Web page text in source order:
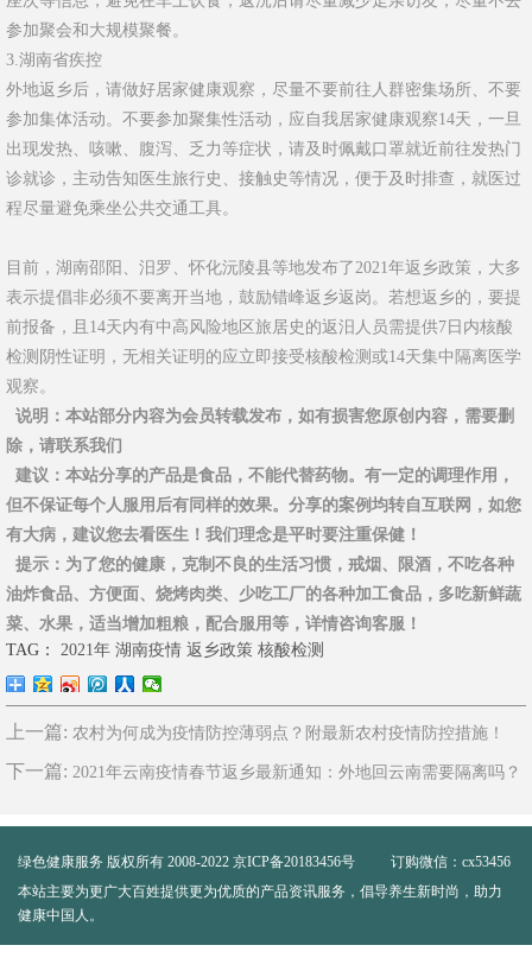
参加聚会和大规模聚餐。
3.湖南省疾控
外地返乡后，请做好居家健康观察，尽量不要前往人群密集场所、不要
参加集体活动。不要参加聚集性活动，应自我居家健康观察14天，一旦
出现发热、咳嗽、腹泻、乏力等症状，请及时佩戴口罩就近前往发热门
诊就诊，主动告知医生旅行史、接触史等情况，便于及时排查，就医过
程尽量避免乘坐公共交通工具。
目前，湖南邵阳、汨罗、怀化沅陵县等地发布了2021年返乡政策，大多
表示提倡非必须不要离开当地，鼓励错峰返乡返岗。若想返乡的，要提
前报备，且14天内有中高风险地区旅居史的返汨人员需提供7日内核酸
检测阴性证明，无相关证明的应立即接受核酸检测或14天集中隔离医学
观察。
说明 ：本站部分内容为会员转载发布，如有损害您原创内容，需要删
除，请联系我们
建议 ：本站分享的产品是食品，不能代替药物。有一定的调理作用，
但不保证每个人服用后有同样的效果。分享的案例均转自互联网，如您
有大病，建议您去看医生！我们理念是平时要注重保健！
提示 ：为了您的健康，克制不良的生活习惯，戒烟、限酒，不吃各种
油炸食品、方便面、烧烤肉类、少吃工厂的各种加工食品，多吃新鲜蔬
菜、水果，适当增加粗粮，配合服用等，详情咨询客服！
TAG：
2021年 湖南疫情 返乡政策 核酸检测
上一篇: 农村为何成为疫情防控薄弱点？附最新农村疫情防控措施！
下一篇: 2021年云南疫情春节返乡最新通知：外地回云南需要隔离吗？
绿色健康服务 版权所有 2008-2022 京ICP备20183456号
订购微信：cx53456
本站主要为更广大百姓提供更为优质的产品资讯服务，倡导养生新时尚，助力
健康中国人。